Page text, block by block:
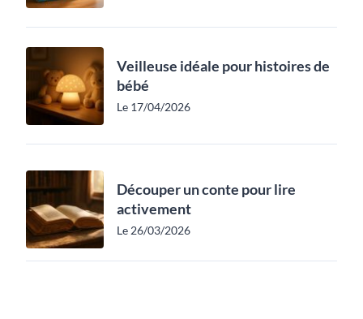
Veilleuse idéale pour histoires de
bébé
Le 17/04/2026
Découper un conte pour lire
activement
Le 26/03/2026